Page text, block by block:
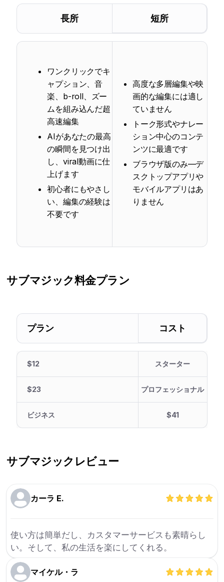
長所 短所
ワンクリックでキ
ャプション、音
楽、b-roll、ズー
ムを組み込んだ超
高速編集
AIがあなたの最高
の瞬間を見つけ出
し、viral動画に仕
上げます
初心者にもやさし
い、編集の経験は
不要です
高度な多層編集や映
画的な編集には適し
ていません
トーク形式やナレー
ション中心のコンテ
ンツに最適です
ブラウザ版のみ—デ
スクトップアプリや
モバイルアプリはあ
りません
サブマジック料金プラン
プラン コスト
$12 スターター
$23 プロフェッショナル
ビジネス $41
サブマジック レビュー
カーラ E.
使い方は簡単だし、カスタマーサービスも素晴らし
い。そして、私の生活を楽にしてくれる。
マイケル・ラ